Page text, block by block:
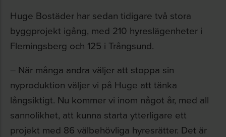
Huge Bostäder har sedan tidigare två stora
byggprojekt igång, med 210 hyreslägenheter i
Flemingsberg och 125 i Trångsund.
– När många andra väljer att stoppa sin
nyproduktion väljer vi på Huge att tänka
långsiktigt. Nu kommer vi inom något år, med all
sannolikhet, att kunna starta ytterligare ett
projekt med 86 välbehövliga hyresrätter. Det är